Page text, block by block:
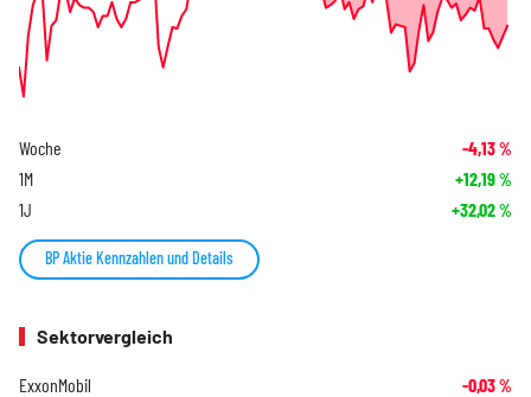
Woche -4,13%
1M +12,19%
1J +32,02%
BP Aktie Kennzahlen und Details
Sektorvergleich
ExxonMobil -0,03%